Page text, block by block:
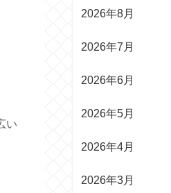
い
2026年8月
2026年7月
2026年6月
2026年5月
2026年4月
2026年3月